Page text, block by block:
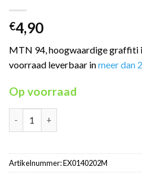
€4,90
MTN 94, hoogwaardige graffiti
voorraad leverbaar inmeer dan
Op voorraad
Artikelnummer:EX0140202M